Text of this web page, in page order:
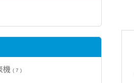
連續噴
機 ( 7 )